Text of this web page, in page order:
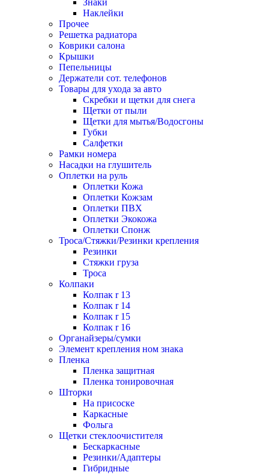
Знаки
Наклейки
Прочее
Решетка радиатора
Коврики салона
Крышки
Пепельницы
Держатели сот. телефонов
Товары для ухода за авто
Скребки и щетки для снега
Щетки от пыли
Щетки для мытья/Водосгоны
Губки
Салфетки
Рамки номера
Насадки на глушитель
Оплетки на руль
Оплетки Кожа
Оплетки Кожзам
Оплетки ПВХ
Оплетки Экокожа
Оплетки Спонж
Троса/Стяжки/Резинки крепления
Резинки
Стяжки груза
Троса
Колпаки
Колпак r 13
Колпак r 14
Колпак r 15
Колпак r 16
Органайзеры/сумки
Элемент крепления ном знака
Пленка
Пленка защитная
Пленка тонировочная
Шторки
На присоске
Каркасные
Фольга
Щетки стеклоочистителя
Бескаркасные
Резинки/Адаптеры
Гибридные